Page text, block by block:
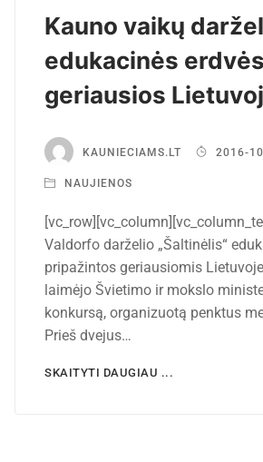
Kauno vaikų
edukacinės
geriausios
KAUNIECIAMS.LT 2016-
NAUJIENOS
Valdorfo darželio „Šaltinėlis“
pripažintos geriausiomis
laimėjo Švietimo ir mokslo
konkursą, organizuotą penktus
Prieš dvejus…
SKAITYTI DAUGIAU ...